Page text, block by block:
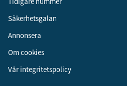
Säkerhetsgalan
Annonsera
Om cookies
Vår integritetspolicy